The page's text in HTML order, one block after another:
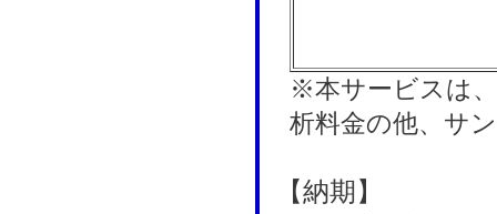
※本サービスは
析料金の他、サ
【納期】